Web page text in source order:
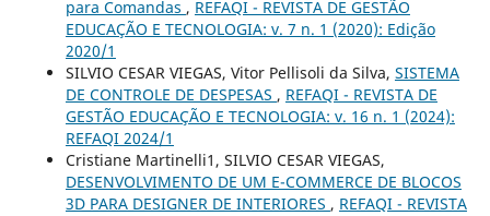
para Comandas , REFAQI - REVISTA DE GESTÃO
EDUCAÇÃO E TECNOLOGIA: v. 7 n. 1 (2020): Edição
2020/1
SILVIO CESAR VIEGAS, Vitor Pellisoli da Silva, SISTEMA
DE CONTROLE DE DESPESAS , REFAQI - REVISTA DE
GESTÃO EDUCAÇÃO E TECNOLOGIA: v. 16 n. 1 (2024):
REFAQI 2024/1
Cristiane Martinelli1, SILVIO CESAR VIEGAS,
DESENVOLVIMENTO DE UM E-COMMERCE DE BLOCOS
3D PARA DESIGNER DE INTERIORES , REFAQI - REVISTA